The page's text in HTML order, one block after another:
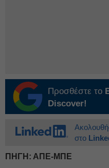
Προσθέστε το
Discover!
στο
ΠΗΓΗ: ΑΠΕ-ΜΠΕ